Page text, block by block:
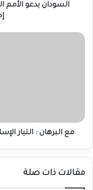
السودان يدعو الأمم
مع
لكل
الاحتمالات..
مع البرهان : التيار
مقالات ذات صلة